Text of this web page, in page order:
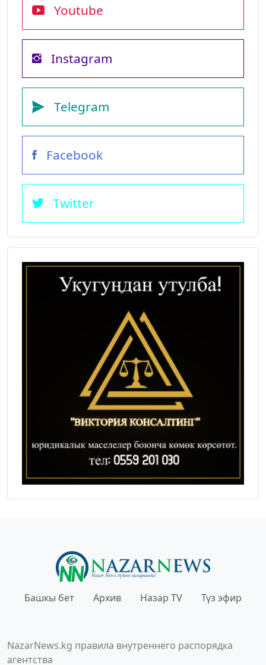
Youtube
Instagram
Telegram
Facebook
Twitter
Башкы бет Архив Назар TV Түз эфир
NazarNews.kg правила внутреннего распорядка
агентства